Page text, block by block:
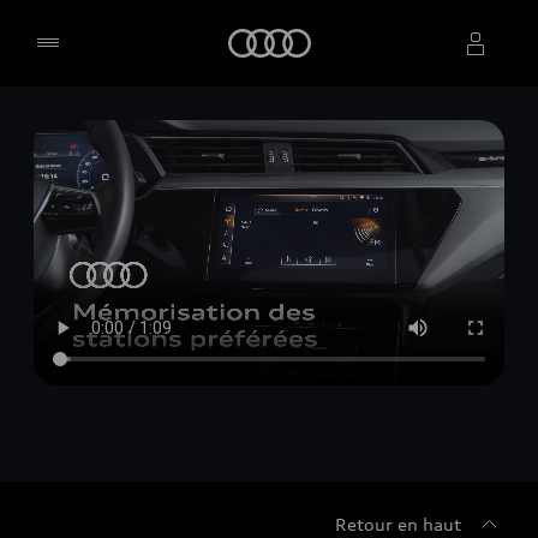
Sélectionner un concessionnaire
Retour en haut